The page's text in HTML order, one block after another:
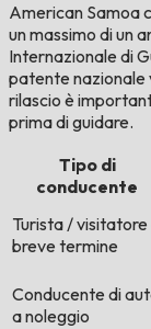
American Samoa
un massimo di un
Internazionale di
patente nazionale
rilascio è
prima di guidare.
Tipo di
conducente
Turista / visitatore
breve termine
Conducente di
a noleggio